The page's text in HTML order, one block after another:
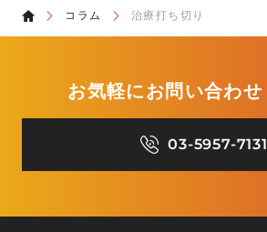
コラム 治療打ち切り
お気軽にお問い合わせ
03-5957-7131